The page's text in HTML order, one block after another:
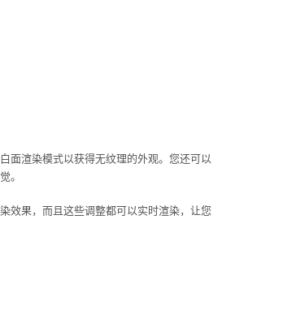
面渲染模式以获得无纹理的外观。您还可以
。
效果，而且这些调整都可以实时渲染，让您